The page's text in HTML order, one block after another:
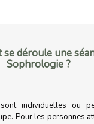
se déroule une
Sophrologie ?
individuelles ou
Pour les personnes